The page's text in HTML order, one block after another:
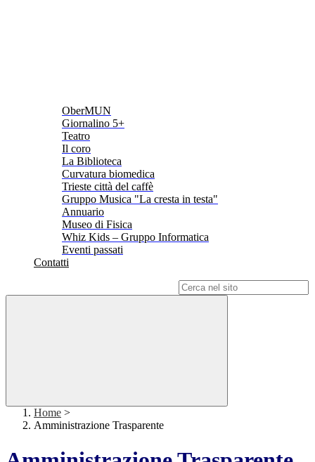
OberMUN
Giornalino 5+
Teatro
Il coro
La Biblioteca
Curvatura biomedica
Trieste città del caffè
Gruppo Musica "La cresta in testa"
Annuario
Museo di Fisica
Whiz Kids – Gruppo Informatica
Eventi passati
Contatti
Home >
Amministrazione Trasparente